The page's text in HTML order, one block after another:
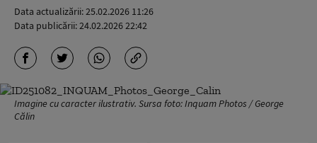
Data actualizării:25.02.2026 11:26
Data publicării:24.02.2026 22:42
Imagine cu caracter ilustrativ. Sursa foto: Inquam Photos / George
Călin